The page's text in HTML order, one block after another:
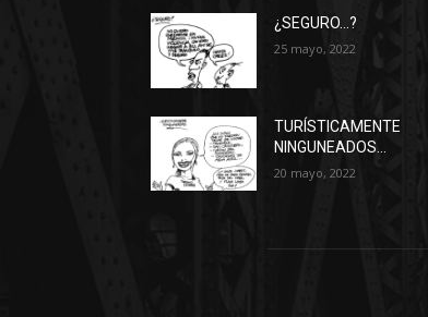
¿SEGURO…?
25 mayo, 2022
TURÍSTICAMENTE
NINGUNEADOS…
20 mayo, 2022